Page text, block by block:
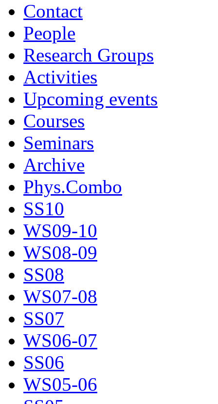
Contact
People
Research Groups
Activities
Upcoming events
Courses
Seminars
Archive
Phys.Combo
SS10
WS09-10
WS08-09
SS08
WS07-08
SS07
WS06-07
SS06
WS05-06